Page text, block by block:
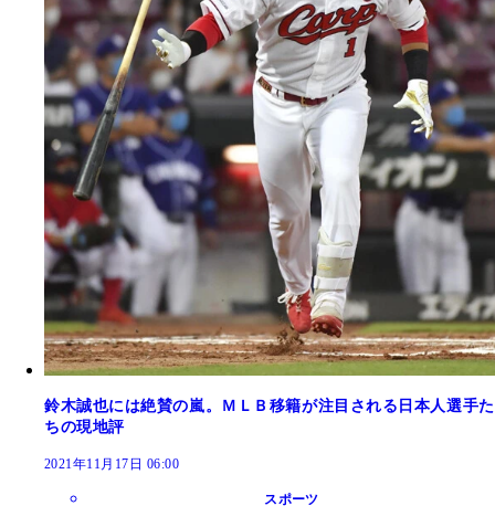
鈴木誠也には絶賛の嵐。ＭＬＢ移籍が注目される日本人選手た
ちの現地評
2021年11月17日 06:00
スポーツ